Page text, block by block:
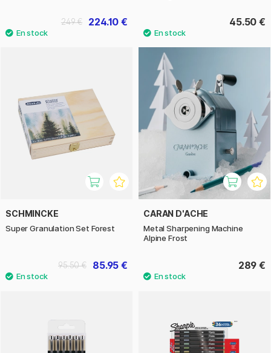
224.10 €
249 € 45.50 €
SCHMINCKE
Super Granulation Set Forest
85.95 €
95.50 €
CARAN D'ACHE
Metal Sharpening Machine
Alpine Frost
289 €